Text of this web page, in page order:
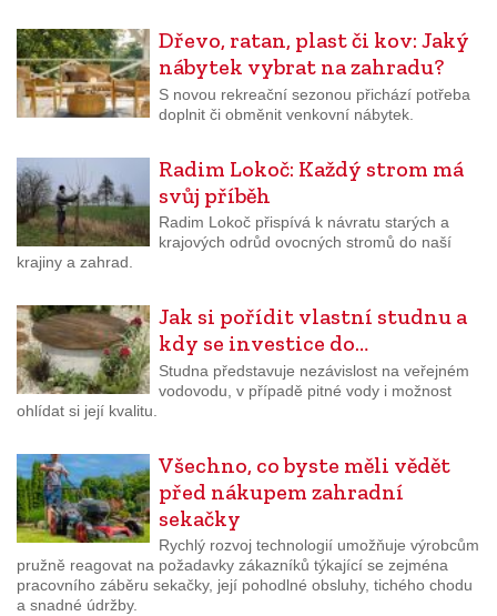
Dřevo, ratan, plast či kov: Jaký
nábytek vybrat na zahradu?
S novou rekreační sezonou přichází potřeba
doplnit či obměnit venkovní nábytek.
Radim Lokoč: Každý strom má
svůj příběh
Radim Lokoč přispívá k návratu starých a
krajových odrůd ovocných stromů do naší
krajiny a zahrad.
Jak si pořídit vlastní studnu a
kdy se investice do…
Studna představuje nezávislost na veřejném
vodovodu, v případě pitné vody i možnost
ohlídat si její kvalitu.
Všechno, co byste měli vědět
před nákupem zahradní
sekačky
Rychlý rozvoj technologií umožňuje výrobcům
pružně reagovat na požadavky zákazníků týkající se zejména
pracovního záběru sekačky, její pohodlné obsluhy, tichého chodu
a snadné údržby.